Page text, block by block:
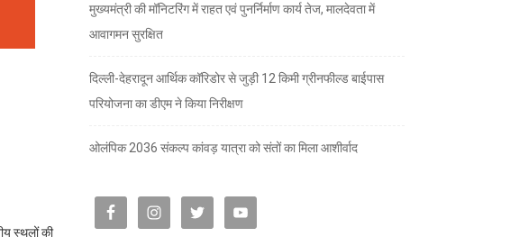
स्थलों की
मुख्यमंत्री की मॉनिटरिंग में राहत एवं पुनर्निर्माण कार्य तेज, मालदेवता में
आवागमन सुरक्षित
दिल्ली-देहरादून आर्थिक कॉरिडोर से जुड़ी 12 किमी ग्रीनफील्ड बाईपास
परियोजना का डीएम ने किया निरीक्षण
ओलंपिक 2036 संकल्प कांवड़ यात्रा को संतों का मिला आशीर्वाद